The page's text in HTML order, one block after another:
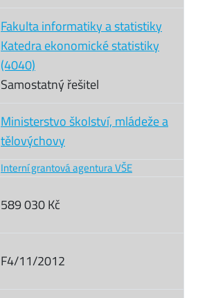
Fakulta informatiky a statistiky
Katedra ekonomické statistiky
(4040)
Samostatný řešitel
Ministerstvo školství, mládeže a
tělovýchovy
Interní grantová agentura VŠE
589 030 Kč
F4/11/2012